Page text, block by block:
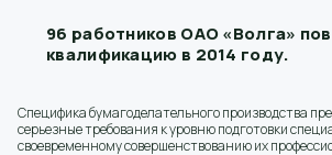
96 работников ОАО «Волга»
квалификацию в 2014 году.
Специфика бумагоделательного производства
серьезные требования к уровню подготовки
своевременному совершенствованию их